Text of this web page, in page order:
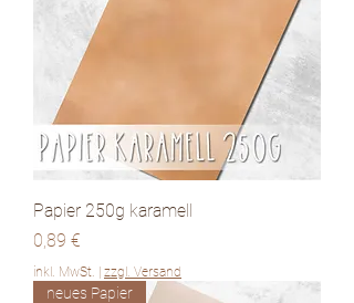
Papier 250g karamell
Preis
0,89 €
inkl. MwSt. | zzgl. Versand
neues Papier